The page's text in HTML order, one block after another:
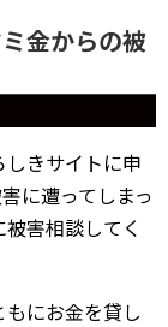
金からの被
きサイトに申
に遭ってしまっ
害相談してく
にお金を貸し